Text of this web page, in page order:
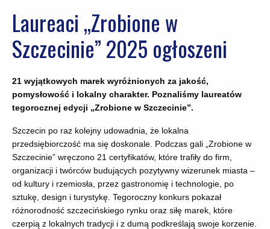
Laureaci „Zrobione w
Szczecinie” 2025 ogłoszeni
21 wyjątkowych marek wyróżnionych za jakość,
pomysłowość i lokalny charakter. Poznaliśmy laureatów
tegorocznej edycji „Zrobione w Szczecinie”.
Szczecin po raz kolejny udowadnia, że lokalna
przedsiębiorczość ma się doskonale. Podczas gali „Zrobione w
Szczecinie” wręczono 21 certyfikatów, które trafiły do firm,
organizacji i twórców budujących pozytywny wizerunek miasta –
od kultury i rzemiosła, przez gastronomię i technologie, po
sztukę, design i turystykę. Tegoroczny konkurs pokazał
różnorodność szczecińskiego rynku oraz siłę marek, które
czerpią z lokalnych tradycji i z dumą podkreślają swoje korzenie.